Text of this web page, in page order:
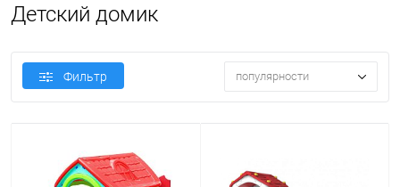
Детский домик
Фильтр популярности